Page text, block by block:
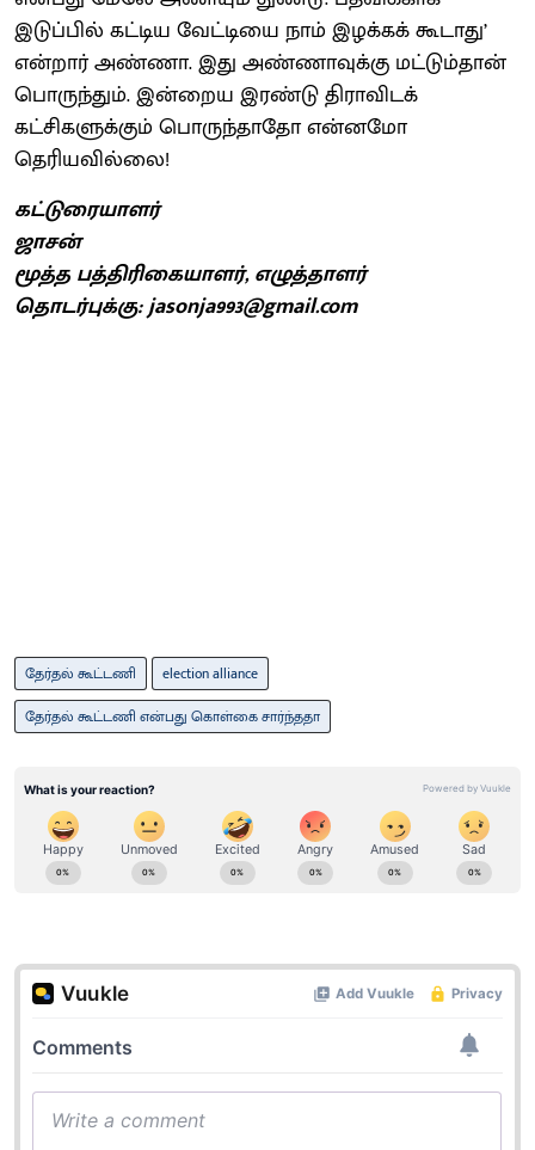
இடுப்பில் கட்டிய வேட்டியை நாம் இழக்கக் கூடாது’
என்றார் அண்ணா. இது அண்ணாவுக்கு மட்டும்தான்
பொருந்தும். இன்றைய இரண்டு திராவிடக்
கட்சிகளுக்கும் பொருந்தாதோ என்னமோ
தெரியவில்லை!
கட்டுரையாளர்
ஜாசன்
மூத்த பத்திரிகையாளர், எழுத்தாளர்
தொடர்புக்கு: jasonja993@gmail.com
தேர்தல் கூட்டணி
election alliance
தேர்தல் கூட்டணி என்பது கொள்கை சார்ந்ததா